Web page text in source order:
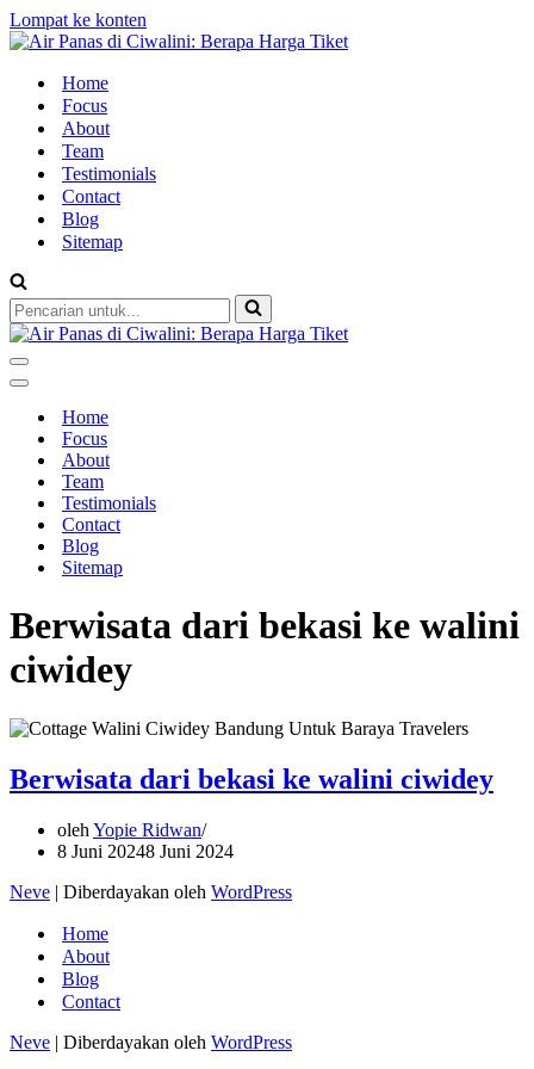
Lompat ke konten
Home
Focus
About
Team
Testimonials
Contact
Blog
Sitemap
Pencarian
untuk...
Menu
Navigasi
Menu
NavigasiHome
Focus
About
Team
Testimonials
Contact
Blog
Sitemap
Berwisata dari bekasi ke walini
ciwidey
Berwisata dari bekasi ke walini ciwidey
oleh Yopie Ridwan
8 Juni 20248 Juni 2024
Neve | Diberdayakan oleh WordPress
Home
About
Blog
Contact
Neve | Diberdayakan oleh WordPress